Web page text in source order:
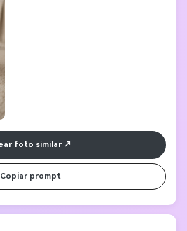
foto similar
Copiar prompt